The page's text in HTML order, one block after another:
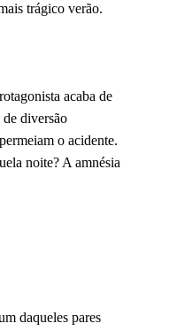
trágico verão.
acaba de
diversão
o acidente.
noite? A amnésia
daqueles pares